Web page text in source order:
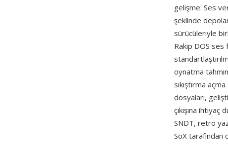
gelişme. Ses
şeklinde
sürücüleriyle
Rakip DOS ses
oynatma
sıkıştırma
dosyaları,
çıkışına ihtiyaç
SNDT, retro
SoX